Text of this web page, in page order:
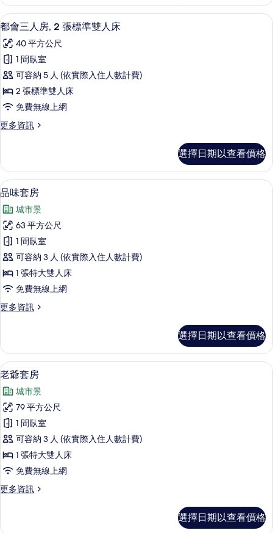
相
片
客
房
(Cheers)
的
詳
情
顯
示
都
會
三
人
2
標
準
雙
人
床
的
所
有
相
片
客房內保險箱、遮光布/窗簾、隔音、
5
都會三人房, 2 張標準雙人床
40 平方公尺
1 間臥室
可容納 5 人 (依實際入住人數計費)
2 張標準雙人床
免費無線上網
更多資訊
更
三
人
房,
張
標
準
雙
人
床
的
詳
選擇日期以查看價格
顯
示
品
味
套
房
的
有
片
品味套房 | 客房內保險箱、遮光布/窗
9
品味套房
城市景
63 平方公尺
1 間臥室
可容納 3 人 (依實際入住人數計費)
1 張特大雙人床
免費無線上網
更多資訊
更
套
房
的
情
選擇日期以查看價格
顯
示
老
爺
套
房
的
有
片
老爺套房 | 客房內保險箱、遮光布/窗
7
老爺套房
城市景
79 平方公尺
1 間臥室
可容納 3 人 (依實際入住人數計費)
1 張特大雙人床
免費無線上網
更多資訊
更
選擇日期以查看價格